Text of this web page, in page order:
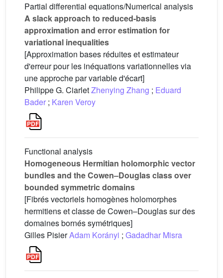
Partial differential equations/Numerical analysis
A slack approach to reduced-basis
approximation and error estimation for
variational inequalities
[Approximation bases réduites et estimateur
d'erreur pour les inéquations variationnelles via
une approche par variable d'écart]
Philippe G. CiarletZhenying Zhang ; Eduard
Bader ; Karen Veroy
Functional analysis
Homogeneous Hermitian holomorphic vector
bundles and the Cowen–Douglas class over
bounded symmetric domains
[Fibrés vectoriels homogènes holomorphes
hermitiens et classe de Cowen–Douglas sur des
domaines bornés symétriques]
Gilles PisierAdam Korányi ; Gadadhar Misra